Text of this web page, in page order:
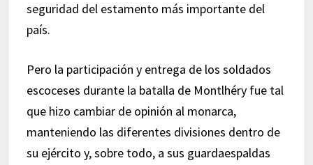
seguridad del estamento más importante del
país.
Pero la participación y entrega de los soldados
escoceses durante la batalla de Montlhéry fue tal
que hizo cambiar de opinión al monarca,
manteniendo las diferentes divisiones dentro de
su ejército y, sobre todo, a sus guardaespaldas